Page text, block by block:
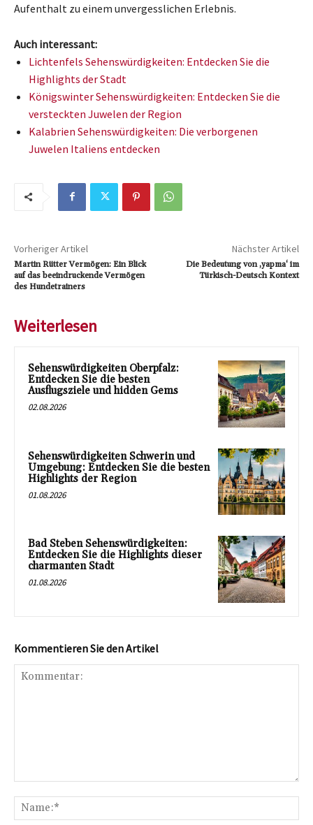
Aufenthalt zu einem unvergesslichen Erlebnis.
Auch interessant:
Lichtenfels Sehenswürdigkeiten: Entdecken Sie die
Highlights der Stadt
Königswinter Sehenswürdigkeiten: Entdecken Sie die
versteckten Juwelen der Region
Kalabrien Sehenswürdigkeiten: Die verborgenen
Juwelen Italiens entdecken
Vorheriger Artikel
Martin Rütter Vermögen: Ein Blick
auf das beeindruckende Vermögen
des Hundetrainers
Nächster Artikel
Die Bedeutung von ‚yapma‘ im
Türkisch-Deutsch Kontext
Weiterlesen
Sehenswürdigkeiten Oberpfalz:
Entdecken Sie die besten
Ausflugsziele und hidden Gems
02.08.2026
Sehenswürdigkeiten Schwerin und
Umgebung: Entdecken Sie die besten
Highlights der Region
01.08.2026
Bad Steben Sehenswürdigkeiten:
Entdecken Sie die Highlights dieser
charmanten Stadt
01.08.2026
Kommentieren Sie den Artikel